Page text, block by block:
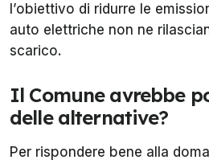
l’obiettivo di ridurre le
auto elettriche non ne
scarico.
Il Comune avrebbe
delle alternative?
Per rispondere bene alla